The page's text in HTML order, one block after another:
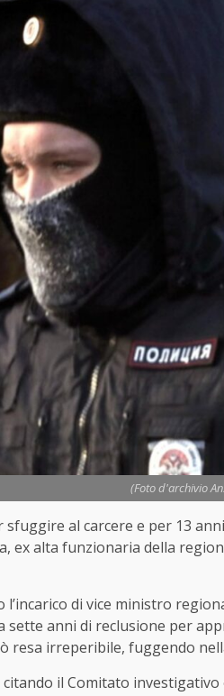
(Foto d'archivio
al carcere e per 13
a, ex alta funzionaria della
di vice ministro
sette anni di reclusione per
resa irreperibile, fuggendo
il Comitato